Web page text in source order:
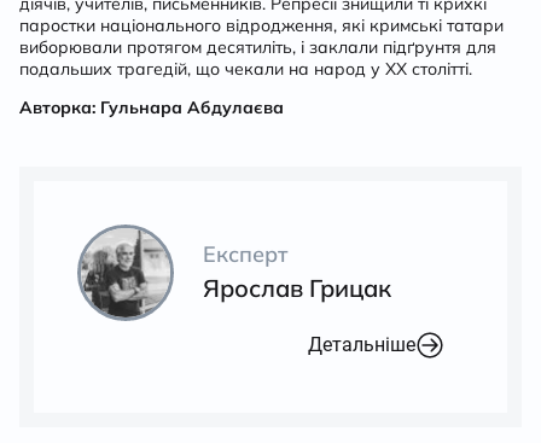
паростки національного відродження, які кримські татари
виборювали протягом десятиліть, і заклали підґрунтя для
подальших трагедій, що чекали на народ у ХХ столітті.
Авторка: Гульнара Абдулаєва
Експерт
Ярослав Грицак
Детальніше